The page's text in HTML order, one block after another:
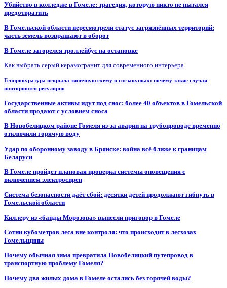
Убийство в колледже в Гомеле: трагедия, которую никто не пытался
предотвратить
В Гомельской области пересмотрели статус загрязнённых территорий:
часть земель возвращают в оборот
В Гомеле загорелся троллейбус на остановке
Как выбрать серый керамогранит для современного интерьера
Генпрокуратура вскрыла типичную схему в госзакупках: почему такие случаи
повторяются регулярно
Государственные активы идут под снос: более 40 объектов в Гомельской
области продают с условием сноса
В Новобелицком районе Гомеля из-за аварии на трубопроводе временно
отключили горячую воду
Удар по оборонному заводу в Брянске: война всё ближе к границам
Беларуси
В Гомеле пройдет плановая проверка системы оповещения с
включением электросирен
Система безопасности даёт сбой: десятки детей продолжают гибнуть в
Гомельской области
Киллеру из «банды Морозова» вынесли приговор в Гомеле
Сотни кубометров леса вне контроля: что происходит в лесхозах
Гомельщины
Почему обычная зима превратила Новобелицкий путепровод в
транспортную проблему Гомеля?
Почему два жилых дома в Гомеле остались без горячей воды?